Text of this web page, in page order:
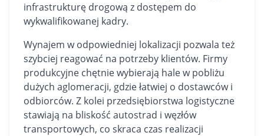
infrastrukturę drogową z dostępem do
wykwalifikowanej kadry.
Wynajem w odpowiedniej lokalizacji pozwala też
szybciej reagować na potrzeby klientów. Firmy
produkcyjne chętnie wybierają hale w pobliżu
dużych aglomeracji, gdzie łatwiej o dostawców i
odbiorców. Z kolei przedsiębiorstwa logistyczne
stawiają na bliskość autostrad i węzłów
transportowych, co skraca czas realizacji